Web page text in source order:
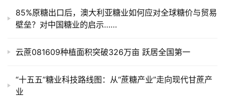
85%原糖出口后，澳大利亚糖业如何应对全球糖价与贸易
壁垒？对中国糖业的启示……
云蔗081609种植面积突破326万亩 跃居全国第一
“十五五”糖业科技路线图：从“蔗糖产业”走向现代甘蔗产
业